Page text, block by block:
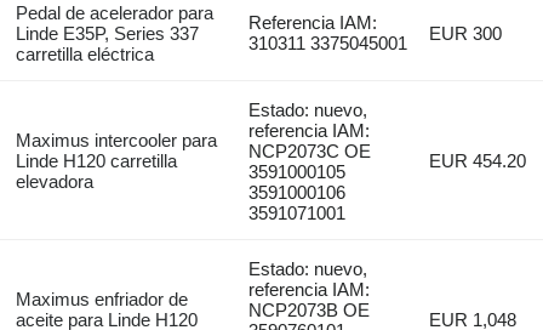
Pedal de acelerador para
Linde E35P, Series 337
carretilla eléctrica
Referencia IAM:
310311 3375045001
EUR 300
Maximus intercooler para
Linde H120 carretilla
elevadora
Estado: nuevo,
referencia IAM:
NCP2073C OE
3591000105
3591000106
3591071001
EUR 454.20
Maximus enfriador de
aceite para Linde H120
Estado: nuevo,
referencia IAM:
NCP2073B OE
EUR 1,048